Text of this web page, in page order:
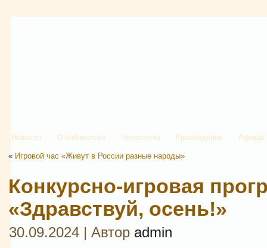
Новости О библиотеке Читателям Краеведение Афиша
« Игровой час «Живут в России разные народы»
Конкурсно-игровая
«Здравствуй, осень!»
30.09.2024 | Автор admin